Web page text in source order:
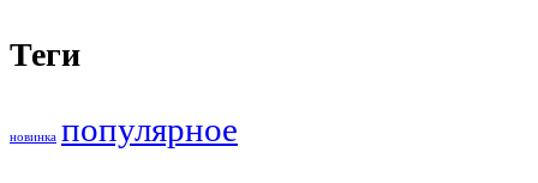
Теги
новинка популярное